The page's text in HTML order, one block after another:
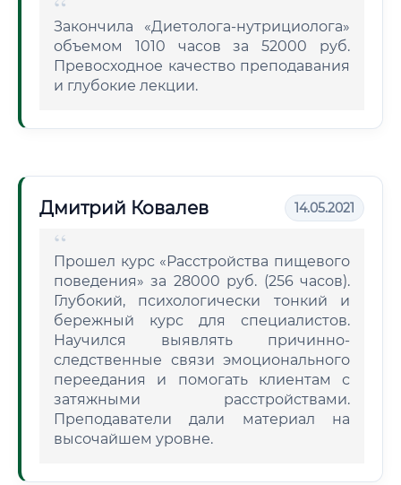
Закончила «Диетолога-нутрициолога»
объемом 1010 часов за 52000 руб.
Превосходное качество преподавания
и глубокие лекции.
Дмитрий Ковалев 14.05.2021
Прошел курс «Расстройства пищевого
поведения» за 28000 руб. (256 часов).
Глубокий, психологически тонкий и
бережный курс для специалистов.
Научился выявлять причинно-
следственные связи эмоционального
переедания и помогать клиентам с
затяжными расстройствами.
Преподаватели дали материал на
высочайшем уровне.